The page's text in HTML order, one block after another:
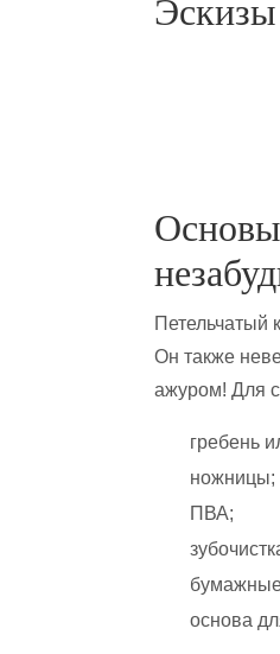
Основы
Петельчатый
Он также
ажуром! Для
гребень
ножницы;
ПВА;
бумажные
основа